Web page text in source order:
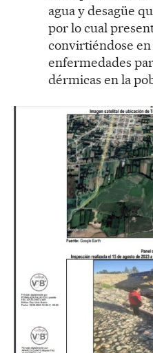
agua y desagüe
por lo cual
convirtiéndose
enfermedades
dérmicas en la